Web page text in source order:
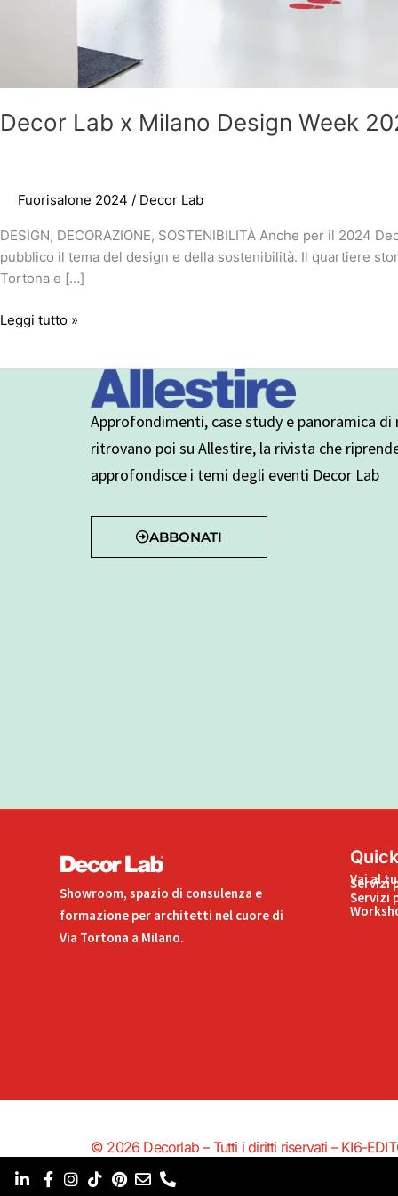
Decor Lab x Milano Design Week
Fuorisalone 2024 / Decor Lab
DESIGN, DECORAZIONE, SOSTENIBILITÀ Anche per il 2024
pubblico il tema del design e della sostenibilità. Il quartiere
Tortona e […]
Leggi tutto »
Approfondimenti, case study e panoramica
ritrovano poi su Allestire, la rivista che
approfondisce i temi degli eventi Decor Lab
ABBONATI
Showroom, spazio di consulenza e
formazione per architetti nel cuore di
Via Tortona a Milano.
Vai al
Servizi
Servizi
© 2026 Decorlab – Tutti i diritti riservati – KI6-